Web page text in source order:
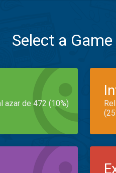
Select a
azar de 472 (10%)